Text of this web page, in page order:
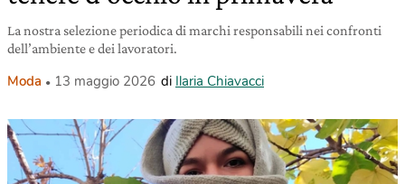
La nostra selezione periodica di marchi responsabili nei confronti
dell’ambiente e dei lavoratori.
Moda 13 maggio 2026 di Ilaria Chiavacci